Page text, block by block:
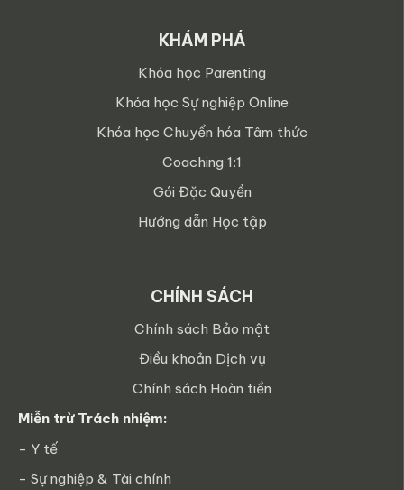
KHÁM PHÁ
Khóa học Parenting
Khóa học Sự nghiệp Online
Khóa học Chuyển hóa Tâm thức
Coaching 1:1
Gói Đặc Quyền
Hướng dẫn Học tập
CHÍNH SÁCH
Chính sách Bảo mật
Điều khoản Dịch vụ
Chính sách Hoàn tiền
Miễn trừ Trách nhiệm:
- Y tế
- Sự nghiệp & Tài chính